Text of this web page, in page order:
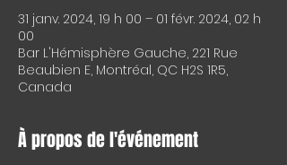
31 janv. 2024, 19 h 00 – 01 févr. 2024, 02 h
00
Bar L'Hémisphère Gauche, 221 Rue
Beaubien E, Montréal, QC H2S 1R5,
Canada
À propos de l'événement